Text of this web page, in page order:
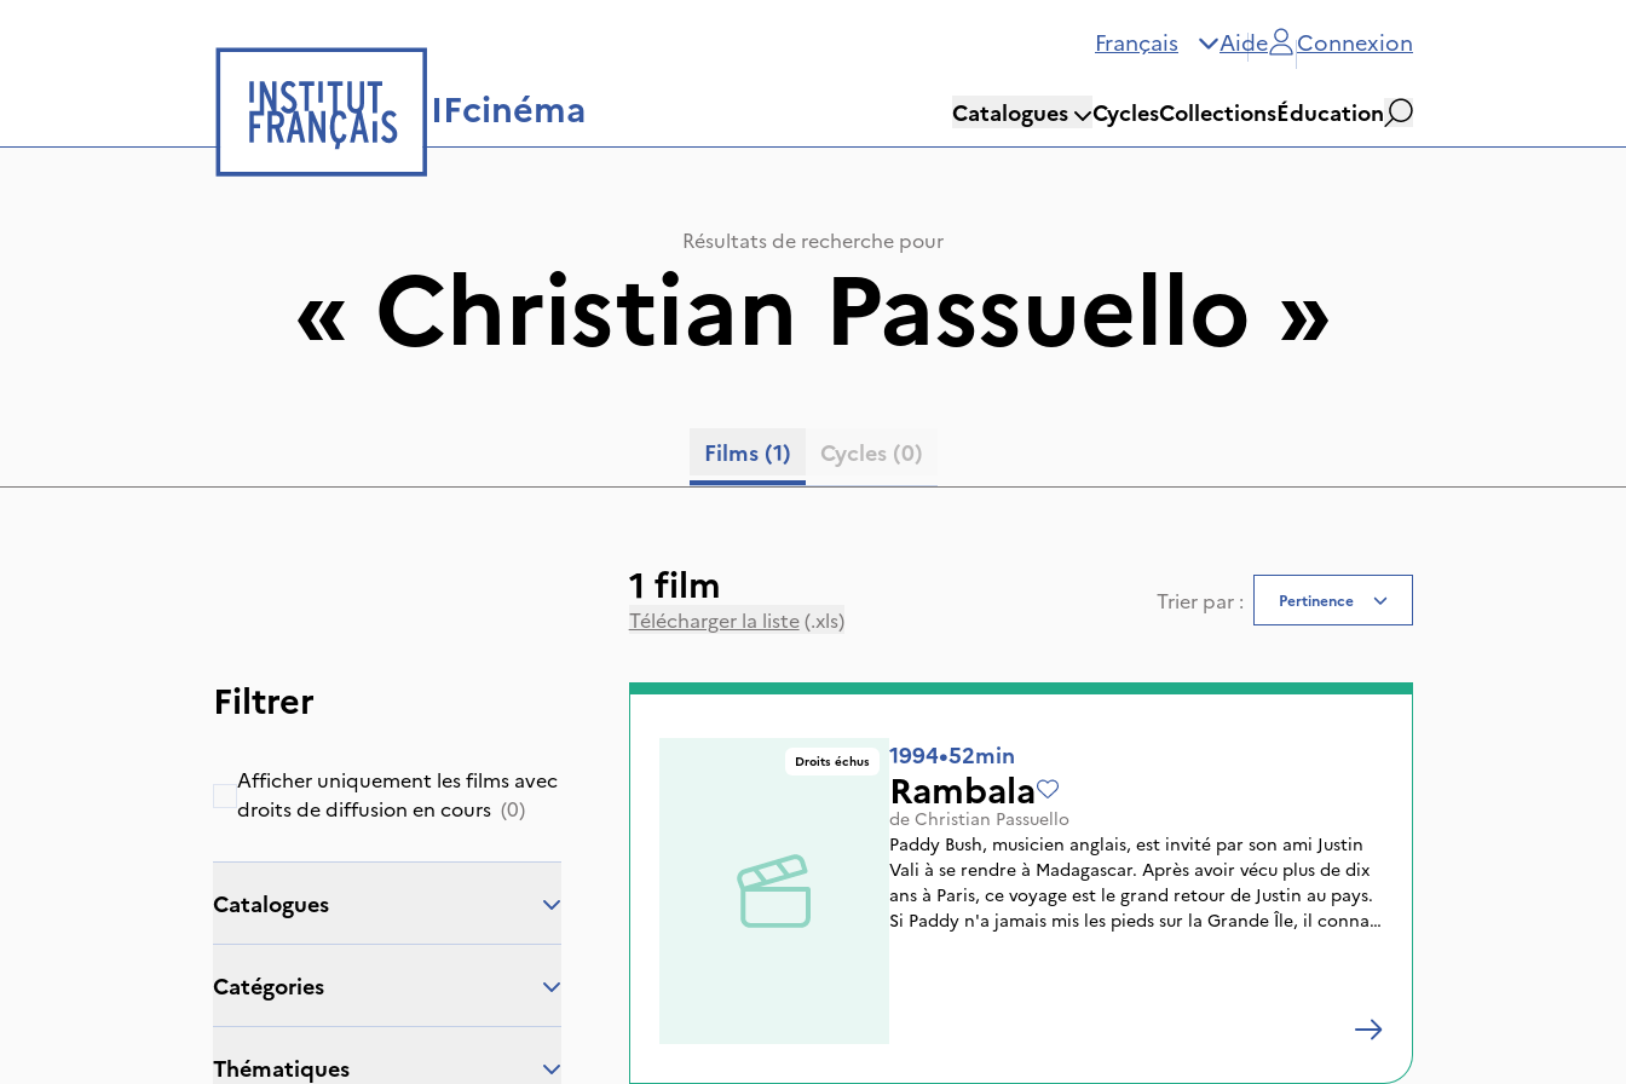
Français Aide Connexion
IFcinéma Catalogues CyclesCollectionsÉducation
Rechercher
Résultats de recherche pour
« Christian Passuello »
Films (1) Cycles (0)
Filtrer
Afficher uniquement les films avec
droits de diffusion en cours (0)
catalogues
catégories
thématiques
1 film
Télécharger la liste(.xls)
Trier par : Pertinence
Droits échus 1994•52min
Rambala
de Christian Passuello
Paddy Bush, musicien anglais, est invité par son ami Justin
Vali à se rendre à Madagascar. Après avoir vécu plus de dix
ans à Paris, ce voyage est le grand retour de Justin au pays.
Si Paddy n'a jamais mis les pieds sur la Grande Île, il connait
part sur les hauts-plateaux, et des ancêtres qui ont guidé ses